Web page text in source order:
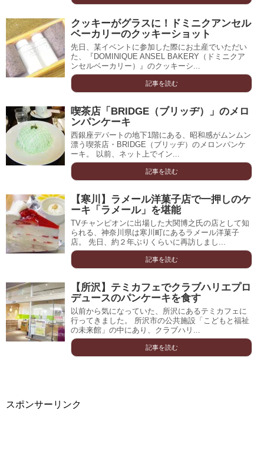
クッキーがグラスに！ドミニクアンセル
ベーカリーのクッキーショット
先日、某イベントに参加した際にお土産でいただい
た、『DOMINIQUE ANSEL BAKERY（ドミニクア
ンセルベーカリー）』のクッキーシ...
記事を読む
喫茶店「BRIDGE（ブリッヂ）」のメロ
ンパンケーキ
西銀座デパートの地下1階にある、昭和感がムンムン
漂う喫茶店・BRIDGE（ブリッヂ）のメロンパンケ
ーキ。 以前、ネット上でイン...
記事を読む
【寒川】ラメール洋菓子店で一押しのケ
ーキ「ラメール」を堪能
TVチャンピオンに出場した大関博之氏の店として知
られる、神奈川県は寒川町にあるラメール洋菓子
店。 先日、約２年ぶりくらいに再訪しまし...
記事を読む
【所沢】テミカフェでクラブハリエプロ
デュースのパンケーキを食す
以前から気になっていた、所沢にあるテミカフェに
行ってきました。 所沢市の公共施設「こどもと福祉
の未来館」の中にあり、クラブハリ...
記事を読む
スポンサーリンク